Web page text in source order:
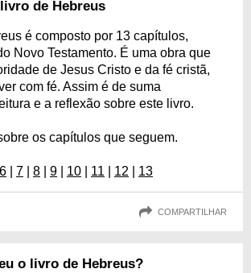
de Hebreus
é composto por 13 capítulos,
Novo Testamento. É uma obra que
de Jesus Cristo e da fé cristã,
com fé. Assim é de suma
e a reflexão sobre este livro.
os capítulos que seguem.
6 7 8 9 10 11 12 13
COMPARTILHAR
o livro de Hebreus?